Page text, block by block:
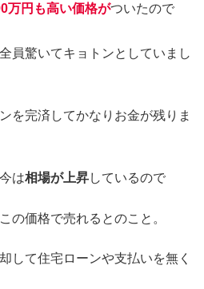
万円も高い価格がついたので
員驚いてキョトンとしていまし
を完済してかなりお金が残りま
は相場が上昇しているので
の価格で売れるとのこと。
して住宅ローンや支払いを無く